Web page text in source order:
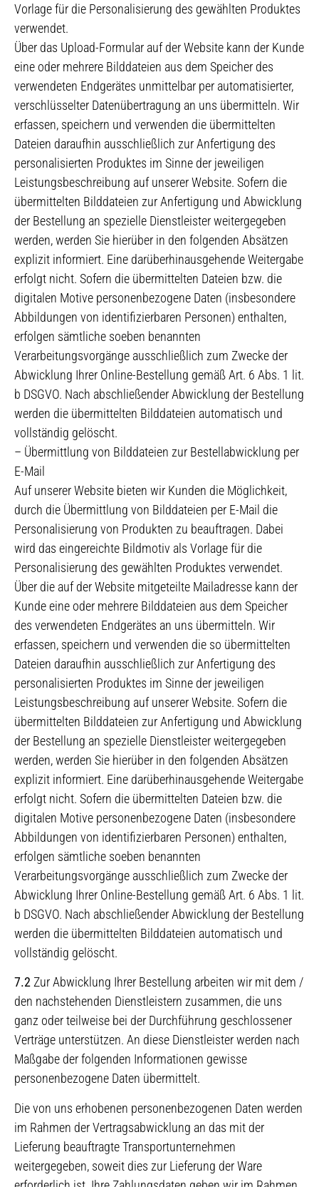
Vorlage für die Personalisierung des gewählten Produktes
verwendet.
Über das Upload-Formular auf der Website kann der Kunde
eine oder mehrere Bilddateien aus dem Speicher des
verwendeten Endgerätes unmittelbar per automatisierter,
verschlüsselter Datenübertragung an uns übermitteln. Wir
erfassen, speichern und verwenden die übermittelten
Dateien daraufhin ausschließlich zur Anfertigung des
personalisierten Produktes im Sinne der jeweiligen
Leistungsbeschreibung auf unserer Website. Sofern die
übermittelten Bilddateien zur Anfertigung und Abwicklung
der Bestellung an spezielle Dienstleister weitergegeben
werden, werden Sie hierüber in den folgenden Absätzen
explizit informiert. Eine darüberhinausgehende Weitergabe
erfolgt nicht. Sofern die übermittelten Dateien bzw. die
digitalen Motive personenbezogene Daten (insbesondere
Abbildungen von identifizierbaren Personen) enthalten,
erfolgen sämtliche soeben benannten
Verarbeitungsvorgänge ausschließlich zum Zwecke der
Abwicklung Ihrer Online-Bestellung gemäß Art. 6 Abs. 1 lit.
b DSGVO. Nach abschließender Abwicklung der Bestellung
werden die übermittelten Bilddateien automatisch und
vollständig gelöscht.
– Übermittlung von Bilddateien zur Bestellabwicklung per
E-Mail
Auf unserer Website bieten wir Kunden die Möglichkeit,
durch die Übermittlung von Bilddateien per E-Mail die
Personalisierung von Produkten zu beauftragen. Dabei
wird das eingereichte Bildmotiv als Vorlage für die
Personalisierung des gewählten Produktes verwendet.
Über die auf der Website mitgeteilte Mailadresse kann der
Kunde eine oder mehrere Bilddateien aus dem Speicher
des verwendeten Endgerätes an uns übermitteln. Wir
erfassen, speichern und verwenden die so übermittelten
Dateien daraufhin ausschließlich zur Anfertigung des
personalisierten Produktes im Sinne der jeweiligen
Leistungsbeschreibung auf unserer Website. Sofern die
übermittelten Bilddateien zur Anfertigung und Abwicklung
der Bestellung an spezielle Dienstleister weitergegeben
werden, werden Sie hierüber in den folgenden Absätzen
explizit informiert. Eine darüberhinausgehende Weitergabe
erfolgt nicht. Sofern die übermittelten Dateien bzw. die
digitalen Motive personenbezogene Daten (insbesondere
Abbildungen von identifizierbaren Personen) enthalten,
erfolgen sämtliche soeben benannten
Verarbeitungsvorgänge ausschließlich zum Zwecke der
Abwicklung Ihrer Online-Bestellung gemäß Art. 6 Abs. 1 lit.
b DSGVO. Nach abschließender Abwicklung der Bestellung
werden die übermittelten Bilddateien automatisch und
vollständig gelöscht.
7.2 Zur Abwicklung Ihrer Bestellung arbeiten wir mit dem /
den nachstehenden Dienstleistern zusammen, die uns
ganz oder teilweise bei der Durchführung geschlossener
Verträge unterstützen. An diese Dienstleister werden nach
Maßgabe der folgenden Informationen gewisse
personenbezogene Daten übermittelt.
Die von uns erhobenen personenbezogenen Daten werden
im Rahmen der Vertragsabwicklung an das mit der
Lieferung beauftragte Transportunternehmen
weitergegeben, soweit dies zur Lieferung der Ware